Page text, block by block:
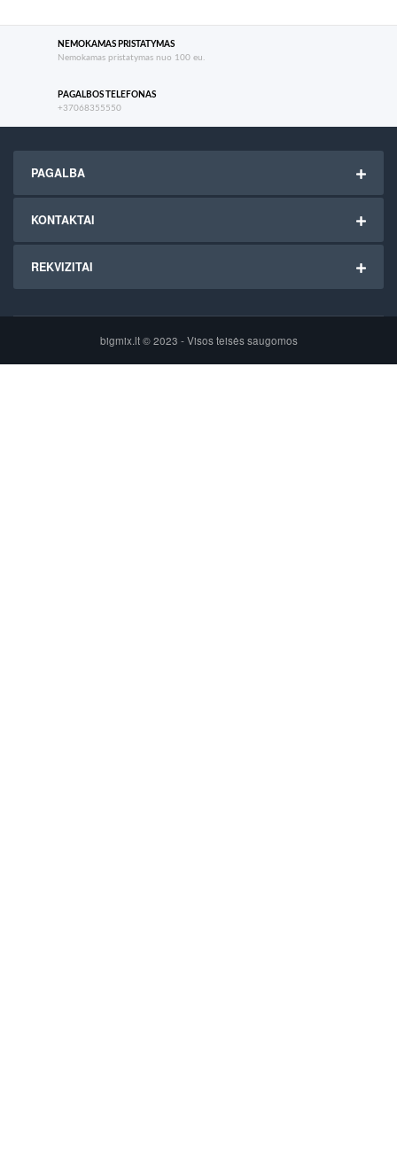
NEMOKAMAS PRISTATYMAS
Nemokamas pristatymas nuo 100 eu.
PAGALBOS TELEFONAS
+37068355550
PAGALBA
KONTAKTAI
REKVIZITAI
bigmix.lt © 2023 - Visos teisės saugomos